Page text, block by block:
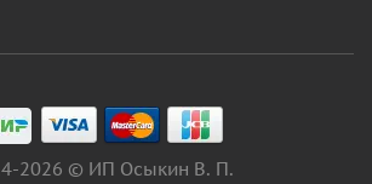
2026 © ИП Осыкин В. П.